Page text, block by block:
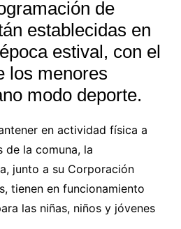
de
establecidas en
estival, con el
los menores
modo deporte.
en actividad física a
de la comuna, la
junto a su Corporación
tienen en funcionamiento
las niñas, niños y jóvenes